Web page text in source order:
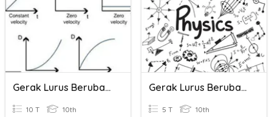
Gerak Lurus Berubah Berarutan
10 T 10th
Gerak Lurus Berubah Beraturan
5 T 10th